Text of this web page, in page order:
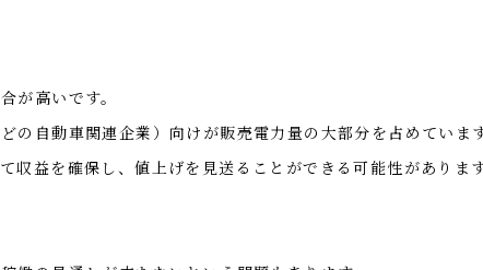
が高いです。
の自動車関連企業）向けが販売電力量の大部分を占めています
収益を確保し、値上げを見送ることができる可能性があります